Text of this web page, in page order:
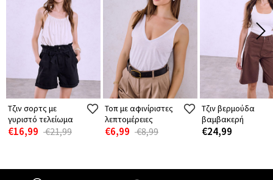
Τζιν σορτς με
γυριστό τελείωμα
€16,99 €21,99
Τοπ με αφινίριστες
λεπτομέρειες
€6,99 €8,99
Τζιν βερμούδα
βαμβακερή
€24,99